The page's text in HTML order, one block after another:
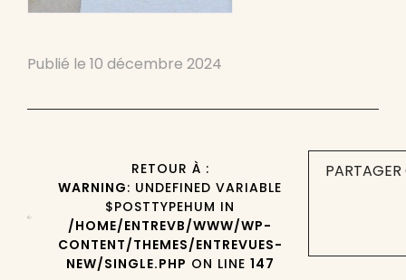
Publié le 10 décembre 2024
RETOUR À :
WARNING: UNDEFINED VARIABLE
$POSTTYPEHUM IN
/HOME/ENTREVB/WWW/WP-
CONTENT/THEMES/ENTREVUES-
NEW/SINGLE.PHP ON LINE 147